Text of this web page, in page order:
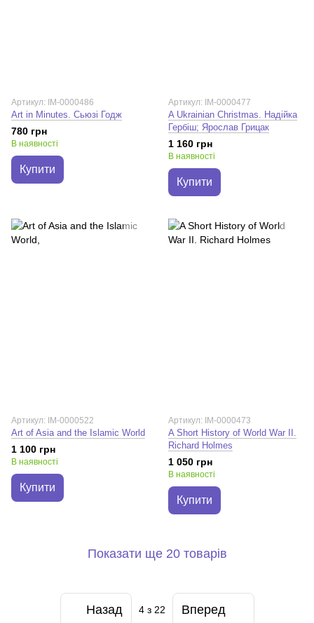
Артикул: IM-0000486
Art in Minutes. Сьюзі Годж
780 грн
В наявності
Купити
Артикул: IM-0000477
A Ukrainian Christmas. Надійка
Гербіш; Ярослав Грицак
1 160 грн
В наявності
Купити
Артикул: IM-0000522
Art of Asia and the Islamic World
1 100 грн
В наявності
Купити
Артикул: IM-0000473
A Short History of World War II.
Richard Holmes
1 050 грн
В наявності
Купити
Показати ще 20 товарів
Назад 4з 22 Вперед